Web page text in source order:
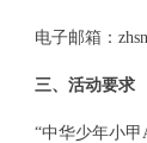
电子邮箱：
三、活动要求
“中华少年小甲A